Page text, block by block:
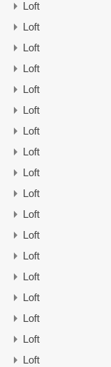
Loft
Loft
Loft
Loft
Loft
Loft
Loft
Loft
Loft
Loft
Loft
Loft
Loft
Loft
Loft
Loft
Loft
Loft